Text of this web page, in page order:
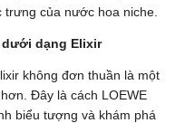
của nước hoa niche.
dạng Elixir
không đơn thuần là một
Đây là cách LOEWE
biểu tượng và khám phá